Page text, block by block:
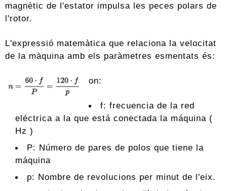
magnètic de l'estator impulsa les peces polars de
l'rotor.
L'expressió matemàtica que relaciona la velocitat
de la màquina amb els paràmetres esmentats és:
on:
f: frecuencia de la red
eléctrica a la que está conectada la máquina (
Hz )
P: Número de pares de polos que tiene la
máquina
p: Nombre de revolucions per minut de l'eix.